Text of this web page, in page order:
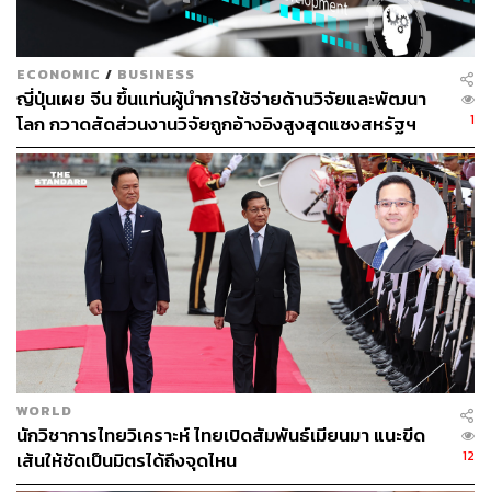
ECONOMIC / BUSINESS
ญี่ปุ่นเผย จีน ขึ้นแท่นผู้นำการใช้จ่ายด้านวิจัยและพัฒนา
โลก กวาดสัดส่วนงานวิจัยถูกอ้างอิงสูงสุดแซงสหรัฐฯ
1
WORLD
นักวิชาการไทยวิเคราะห์ ไทยเปิดสัมพันธ์เมียนมา แนะขีด
เส้นให้ชัดเป็นมิตรได้ถึงจุดไหน
12